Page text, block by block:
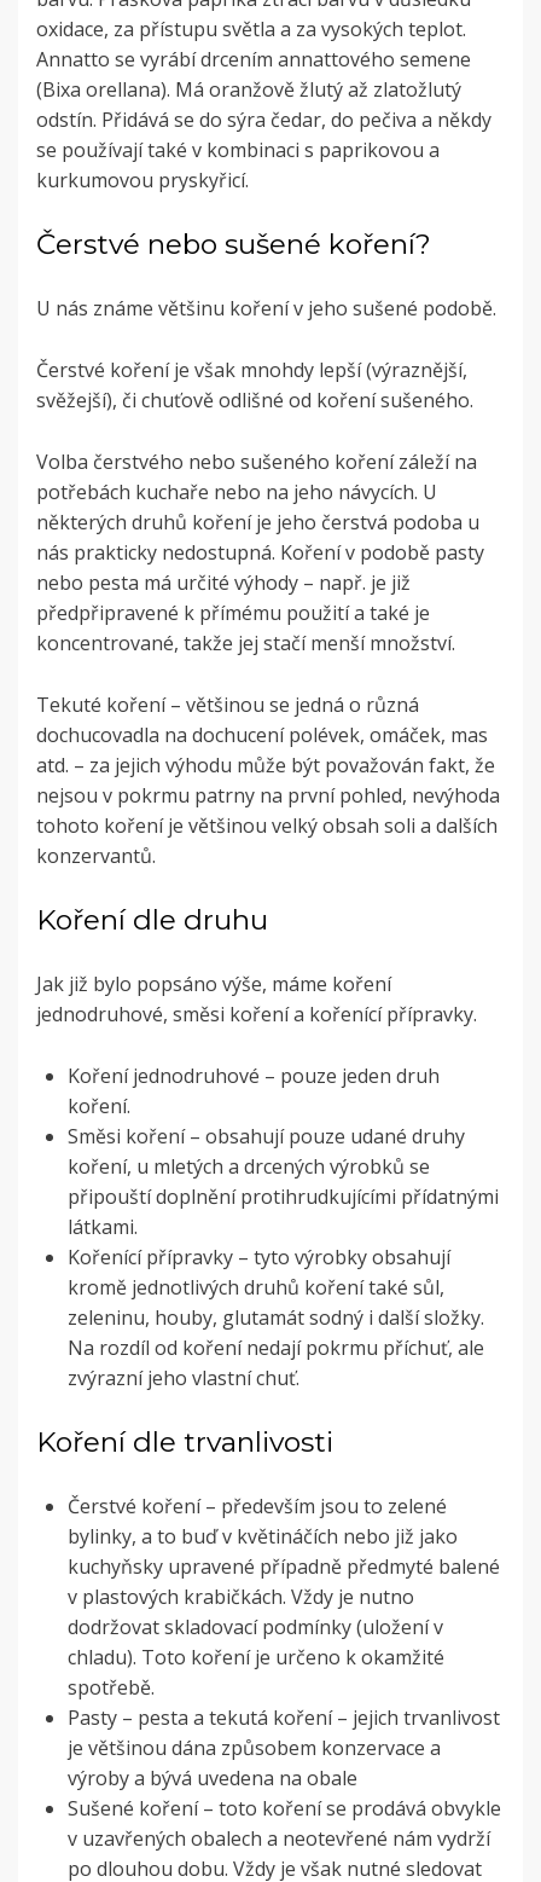
oxidace, za přístupu světla a za vysokých teplot.
Annatto se vyrábí drcením annattového semene
(Bixa orellana). Má oranžově žlutý až zlatožlutý
odstín. Přidává se do sýra čedar, do pečiva a někdy
se používají také v kombinaci s paprikovou a
kurkumovou pryskyřicí.
Čerstvé nebo sušené koření?
U nás známe většinu koření v jeho sušené podobě.
Čerstvé koření je však mnohdy lepší (výraznější,
svěžejší), či chuťově odlišné od koření sušeného.
Volba čerstvého nebo sušeného koření záleží na
potřebách kuchaře nebo na jeho návycích. U
některých druhů koření je jeho čerstvá podoba u
nás prakticky nedostupná. Koření v podobě pasty
nebo pesta má určité výhody – např. je již
předpřipravené k přímému použití a také je
koncentrované, takže jej stačí menší množství.
Tekuté koření – většinou se jedná o různá
dochucovadla na dochucení polévek, omáček, mas
atd. – za jejich výhodu může být považován fakt, že
nejsou v pokrmu patrny na první pohled, nevýhoda
tohoto koření je většinou velký obsah soli a dalších
konzervantů.
Koření dle druhu
Jak již bylo popsáno výše, máme koření
jednodruhové, směsi koření a kořenící přípravky.
Koření jednodruhové – pouze jeden druh
koření.
Směsi koření – obsahují pouze udané druhy
koření, u mletých a drcených výrobků se
připouští doplnění protihrudkujícími přídatnými
látkami.
Kořenící přípravky – tyto výrobky obsahují
kromě jednotlivých druhů koření také sůl,
zeleninu, houby, glutamát sodný i další složky.
Na rozdíl od koření nedají pokrmu příchuť, ale
zvýrazní jeho vlastní chuť.
Koření dle trvanlivosti
Čerstvé koření – především jsou to zelené
bylinky, a to buď v květináčích nebo již jako
kuchyňsky upravené případně předmyté balené
v plastových krabičkách. Vždy je nutno
dodržovat skladovací podmínky (uložení v
chladu). Toto koření je určeno k okamžité
spotřebě.
Pasty – pesta a tekutá koření – jejich trvanlivost
je většinou dána způsobem konzervace a
výroby a bývá uvedena na obale
Sušené koření – toto koření se prodává obvykle
v uzavřených obalech a neotevřené nám vydrží
po dlouhou dobu. Vždy je však nutné sledovat